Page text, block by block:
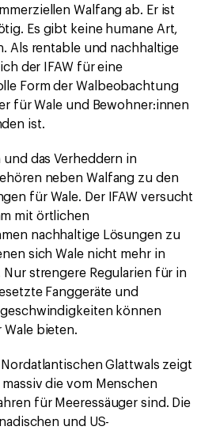
Walfang ab. Er ist
Es gibt keine humane Art,
Als rentable und nachhaltige
der IFAW für eine
Form der Walbeobachtung
für Wale und Bewohner:innen
ist.
das Verheddern in
neben Walfang zu den
für Wale. Der IFAW versucht
mit örtlichen
nachhaltige Lösungen zu
sich Wale nicht mehr in
Nur strengere Regularien für in
Fanggeräte und
können
bieten.
Nordatlantischen Glattwals zeigt
die vom Menschen
für Meeressäuger sind. Die
und US-